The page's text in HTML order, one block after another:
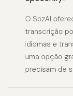
O SozAI
transcrição
idiomas e
uma opção
precisam de